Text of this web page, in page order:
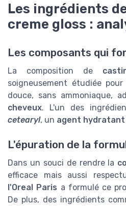
Les ingrédients
creme gloss :
Les composants qui
La composition de
soigneusement étudiée
douce, sans ammoniaque,
cheveux. L'un des
cetearyl, un agent hydratant
L'épuration de la
Dans un souci de rendre la
efficace mais aussi
l'Oreal Paris a formulé ce
De plus, des ingrédients